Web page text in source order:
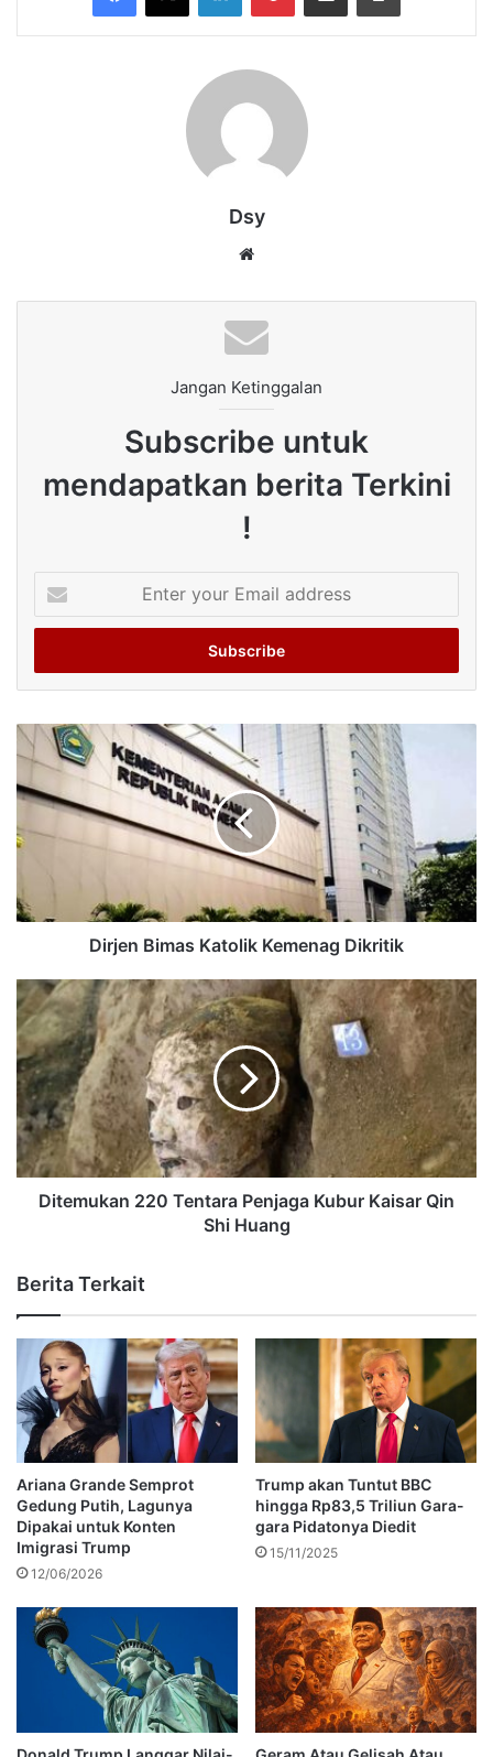
Dsy
Jangan Ketinggalan
Subscribe untuk
mendapatkan berita Terkini
!
your
Email
Dirjen Bimas Katolik Kemenag Dikritik
Ditemukan 220 Tentara Penjaga Kubur Kaisar Qin
Shi Huang
Berita Terkait
Ariana Grande Semprot
Gedung Putih, Lagunya
Dipakai untuk Konten
Imigrasi Trump
12/06/2026
Trump akan Tuntut BBC
hingga Rp83,5 Triliun Gara-
gara Pidatonya Diedit
15/11/2025